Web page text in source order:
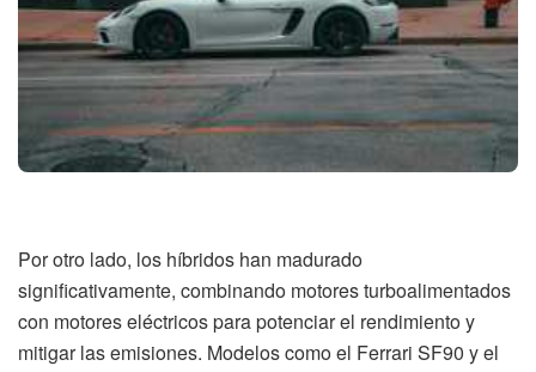
Por otro lado, los híbridos han madurado
significativamente, combinando motores turboalimentados
con motores eléctricos para potenciar el rendimiento y
mitigar las emisiones. Modelos como el Ferrari SF90 y el